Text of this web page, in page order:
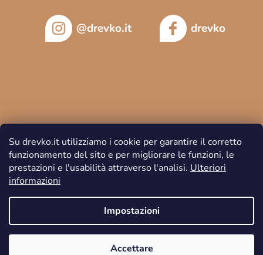
Su drevko.it utilizziamo i cookie per garantire il corretto
funzionamento del sito e per migliorare le funzioni, le
prestazioni e l'usabilità attraverso l'analisi. Ulteriori
informazioni
Impostazioni
Accettare
@drevko.it drevko